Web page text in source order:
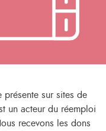
présente sur sites de
un acteur du réemploi
recevons les dons